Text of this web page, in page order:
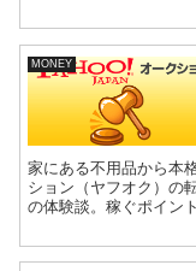
MONEY
家にある不用品から本
ション（ヤフオク）の
の体験談。稼ぐポイン